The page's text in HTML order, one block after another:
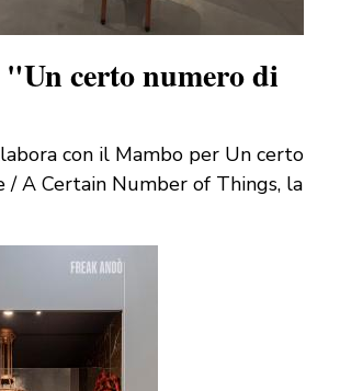
certo numero di
con il Mambo per Un certo
/ A Certain Number of Things, la